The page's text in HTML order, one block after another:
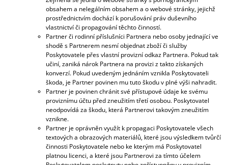
obsahem a nelegálním obsahem a o webové stránky, jejichž
prostřednictvím dochází k porušování práv duševního
vlastnictví či propagování těchto činností.
Partner či rodinní příslušníci Partnera nebo osoby jednající ve
shodě s Partnerem nesmí objednat zboží či služby
Poskytovatele přes vlastní provizní odkaz Partnera. Pokud tak
učiní, zaniká nárok Partnera na provizi z takto získaných
konverzí. Pokud uvedeným jednáním vznikla Poskytovateli
škoda, je Partner povinen mu tuto škodu v plné výši nahradit.
Partner je povinen chránit své přístupové údaje ke svému
proviznímu účtu před zneužitím třetí osobou. Poskytovatel
neodpovídá za škodu, která Partnerovi takovým zneužitím
vznikne.
Partner je oprávněn využít k propagaci Poskytovatele všech
textových a obrazových materiálů, které jsou výsledkem tvůrčí
činnosti Poskytovatele nebo ke kterým má Poskytovatel
platnou licenci, a které jsou Partnerovi za tímto účelem